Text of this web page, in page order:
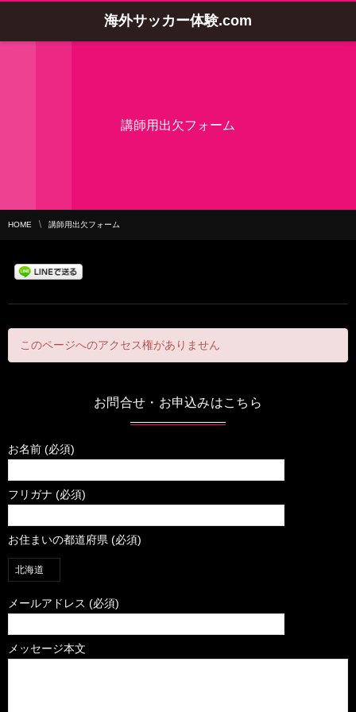
海外サッカー体験.com
講師用出欠フォーム
HOME 講師用出欠フォーム
このページへのアクセス権がありません
お問合せ・お申込みはこちら
お名前 (必須)
フリガナ (必須)
お住まいの都道府県 (必須)
メールアドレス (必須)
メッセージ本文